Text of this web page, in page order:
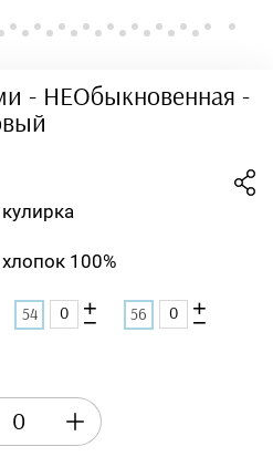
- НЕОбыкновенная -
кулирка
хлопок 100%
54 −
+ 56 −
+